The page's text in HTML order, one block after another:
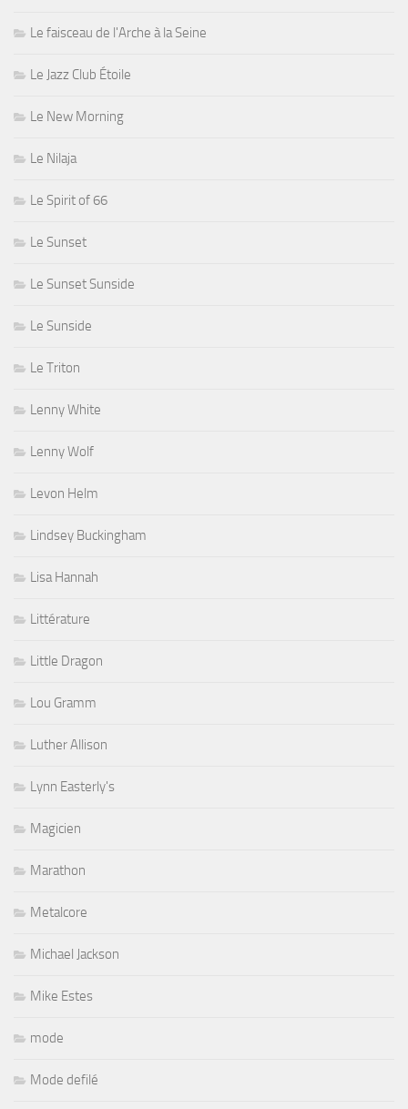
Le faisceau de l'Arche à la Seine
Le Jazz Club Étoile
Le New Morning
Le Nilaja
Le Spirit of 66
Le Sunset
Le Sunset Sunside
Le Sunside
Le Triton
Lenny White
Lenny Wolf
Levon Helm
Lindsey Buckingham
Lisa Hannah
Littérature
Little Dragon
Lou Gramm
Luther Allison
Lynn Easterly's
Magicien
Marathon
Metalcore
Michael Jackson
Mike Estes
mode
Mode defilé